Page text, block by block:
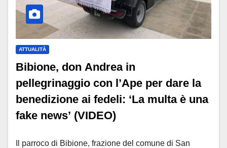
ATTUALITÀ
Bibione, don Andrea in
pellegrinaggio con l’Ape per dare la
benedizione ai fedeli: ‘La multa è una
fake news’ (VIDEO)
Il parroco di Bibione, frazione del comune di San